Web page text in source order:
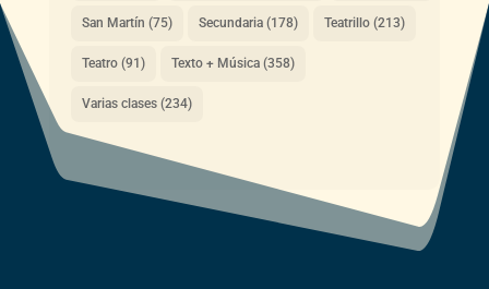
San Martín (75) Secundaria(178) Teatrillo(213)
Teatro(91) Texto + Música(358)
Varias clases(234)